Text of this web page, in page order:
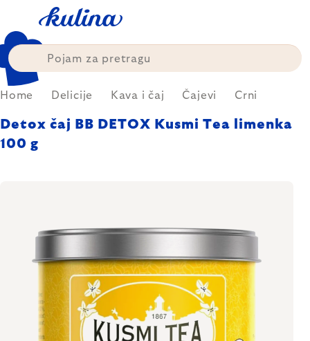
content
Home Delicije Kava i čaj Čajevi Crni
Detox čaj BB DETOX Kusmi Tea limenka
100 g